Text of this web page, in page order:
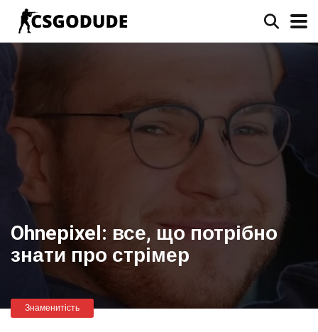
Ohnepixel: все, що потрібно
знати про стрімер
Знаменитість